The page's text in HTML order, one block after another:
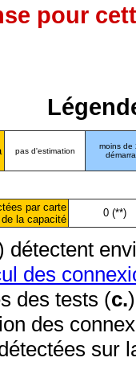
pour
pas d'estimation
moins de
par carte
la capacité
0 (**)
détectent
des
des tests (c.
des
sur